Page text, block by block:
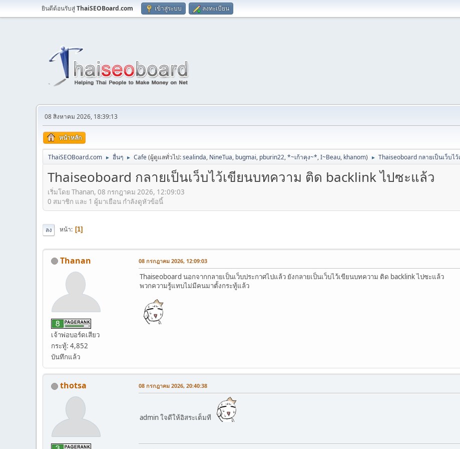
ยินดีต้อนรับสู่ThaiSEOBoard.com เข้าสู่ระบบ ลงทะเบียน
08 สิงหาคม 2026, 18:39:13
หน้าหลัก
ThaiSEOBoard.com ► อื่นๆ ► Cafe(ผู้ดูแลทั่วไป:sealinda, NineTua, bugmai, pburin22,*~เก้าคุง~*,I~Beau, khanom) ► Thaiseoboard กลายเป็นเว็บ
Thaiseoboard กลายเป็นเว็บไว้เขียนบทความ ติด backlink ไปซะแล้ว
เริ่มโดย Thanan, 08 กรกฎาคม 2026, 12:09:03
0 สมาชิก และ 1 ผู้มาเยือน กำลังดูหัวข้อนี้
ลง หน้า 1
Thanan
เจ้าพ่อบอร์ดเสียว
กระทู้: 4,852
บันทึกแล้ว
08 กรกฎาคม 2026, 12:09:03
Thaiseoboard นอกจากกลายเป็นเว็บประกาศไปแล้ว ยังกลายเป็นเว็บไว้เขียนบทความ ติด backlink ไปซะแล้ว
พวกความรู้แทบไม่มีคนมาตั้งกระทู้แล้ว
thotsa 08 กรกฎาคม 2026, 20:40:38
admin ใจดีให้อิสระเต็มที